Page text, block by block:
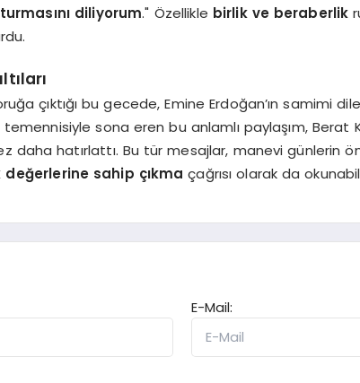
diliyorum." Özellikle birlik ve beraberlik
çıktığı bu gecede, Emine Erdoğan’ın samimi
sona eren bu anlamlı paylaşım, Berat
daha hatırlattı. Bu tür mesajlar, manevi günlerin
değerlerine sahip çıkma çağrısı olarak da
E-Mail: